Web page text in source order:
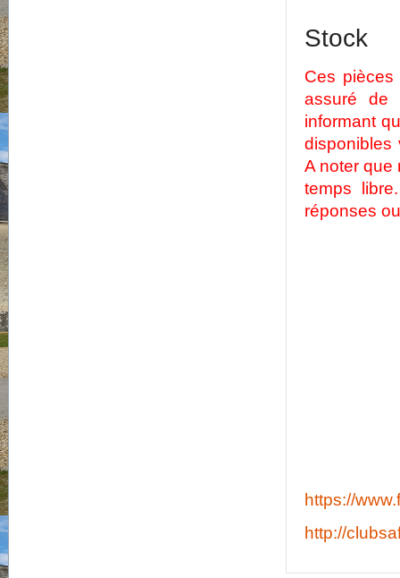
Stock
Ces
assuré de
informant
disponibles
A noter que
temps
réponses
https://
http://